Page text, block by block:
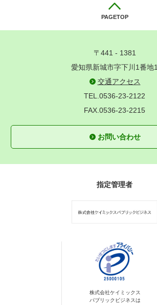
PAGETOP
〒441 - 1381
愛知県新城市字下川1番地1
交通アクセス
TEL.0536-23-2122
FAX.0536-23-2215
お問い合わせ
指定管理者
株式会社ケイミックス
パブリックビジネスは